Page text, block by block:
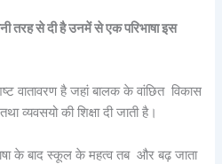
तरह से दी है उनमें से एक परिभाषा इस
वातावरण है जहां बालक के वांछित विकास
व्यवसयो की शिक्षा दी जाती है।
के बाद स्कूल के महत्व तब और बढ़ जाता